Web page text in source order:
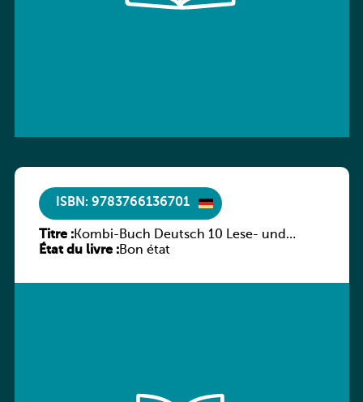
ISBN: 9783766136701
Titre :Kombi-Buch Deutsch 10 Lese- und
Sprachbuch
État du livre :Bon état